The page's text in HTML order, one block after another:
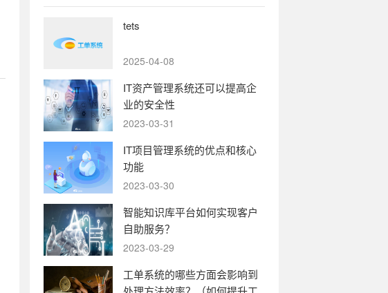
tets
2025-04-08
IT资产管理系统还可以提高企
业的安全性
2023-03-31
IT项目管理系统的优点和核心
功能
2023-03-30
智能知识库平台如何实现客户
自助服务？
2023-03-29
工单系统的哪些方面会影响到